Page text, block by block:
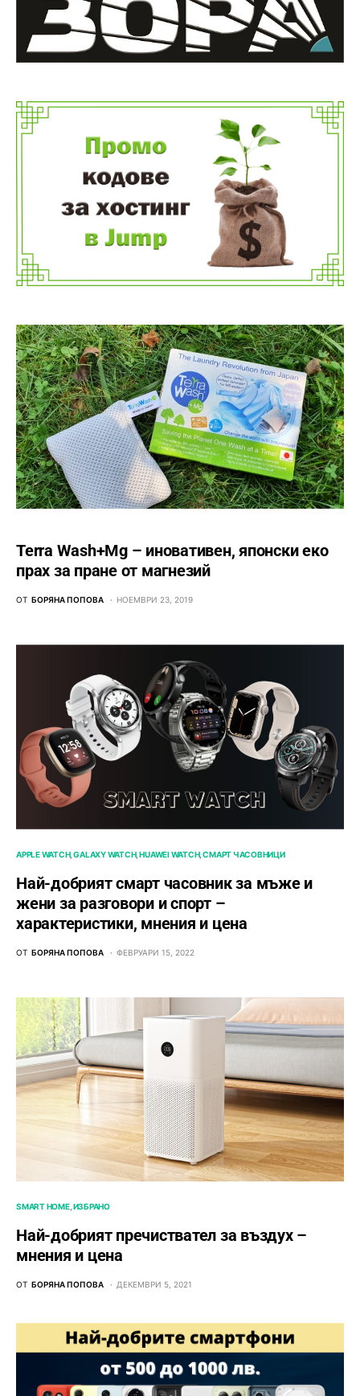
Terra Wash+Mg – иновативен, японски еко
прах за пране от магнезий
ОТ БОРЯНА ПОПОВА НОЕМВРИ 23, 2019
APPLE WATCH GALAXY WATCH HUAWEI WATCH СМАРТ ЧАСОВНИЦИ
Най-добрият смарт часовник за мъже и
жени за разговори и спорт –
характеристики, мнения и цена
ОТ БОРЯНА ПОПОВА ФЕВРУАРИ 15, 2022
SMART HOME ИЗБРАНО
Най-добрият пречиствател за въздух –
мнения и цена
ОТ БОРЯНА ПОПОВА ДЕКЕМВРИ 5, 2021